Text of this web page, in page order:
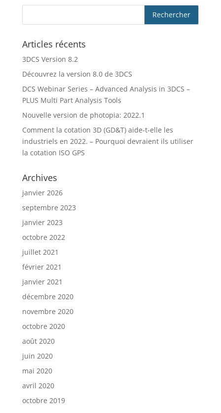
Articles récents
3DCS Version 8.2
Découvrez la version 8.0 de 3DCS
DCS Webinar Series – Advanced Analysis in 3DCS –
PLUS Multi Part Analysis Tools
Nouvelle version de photopia: 2022.1
Comment la cotation 3D (GD&T) aide-t-elle les
industriels en 2022. – Pourquoi devraient ils utiliser
la cotation ISO GPS
Archives
janvier 2026
septembre 2023
janvier 2023
octobre 2022
juillet 2021
février 2021
janvier 2021
décembre 2020
novembre 2020
octobre 2020
août 2020
juin 2020
mai 2020
avril 2020
octobre 2019